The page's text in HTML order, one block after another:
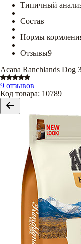
Типичный
Состав
Нормы
Отзывы9
Acana Ranchlands Dog
9 отзывов
Код товара: 10789